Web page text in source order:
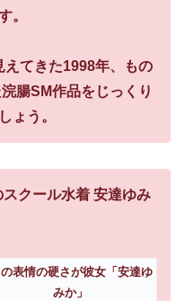
。
えてきた1998年、もの
腸SM作品をじっくり
ょう。
クール水着 安達ゆみ
表情の硬さが彼女「安達ゆ
みか」